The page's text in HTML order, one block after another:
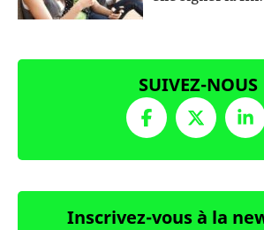
SUIVEZ-NOUS
Inscrivez-vous à la